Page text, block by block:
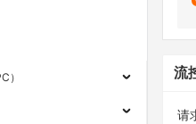
） 流
请